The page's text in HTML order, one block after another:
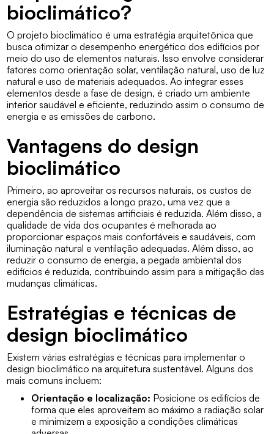
bioclimático?
O projeto bioclimático é uma estratégia arquitetônica que
busca otimizar o desempenho energético dos edifícios por
meio do uso de elementos naturais. Isso envolve considerar
fatores como orientação solar, ventilação natural, uso de luz
natural e uso de materiais adequados. Ao integrar esses
elementos desde a fase de design, é criado um ambiente
interior saudável e eficiente, reduzindo assim o consumo de
energia e as emissões de carbono.
Vantagens do design
bioclimático
Primeiro, ao aproveitar os recursos naturais, os custos de
energia são reduzidos a longo prazo, uma vez que a
dependência de sistemas artificiais é reduzida. Além disso, a
qualidade de vida dos ocupantes é melhorada ao
proporcionar espaços mais confortáveis e saudáveis, com
iluminação natural e ventilação adequadas. Além disso, ao
reduzir o consumo de energia, a pegada ambiental dos
edifícios é reduzida, contribuindo assim para a mitigação das
mudanças climáticas.
Estratégias e técnicas de
design bioclimático
Existem várias estratégias e técnicas para implementar o
design bioclimático na arquitetura sustentável. Alguns dos
mais comuns incluem:
Orientação e localização: Posicione os edifícios de
forma que eles aproveitem ao máximo a radiação solar
e minimizem a exposição a condições climáticas